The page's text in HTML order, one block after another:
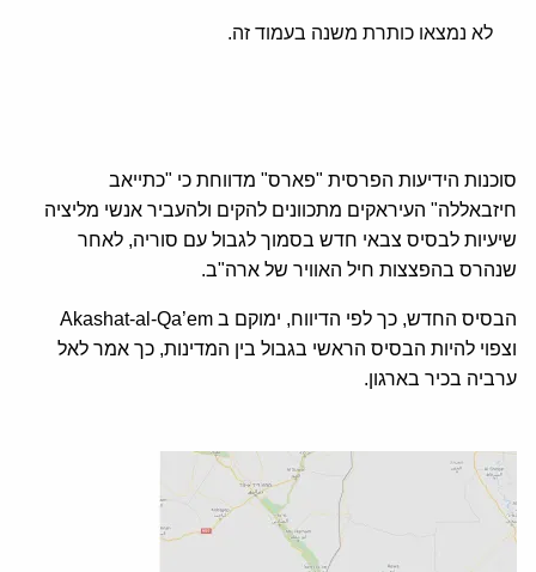
לא נמצאו כותרת משנה בעמוד זה.
סוכנות הידיעות הפרסית "פארס" מדווחת כי "כתייאב
חיזבאללה" העיראקים מתכוונים להקים ולהעביר אנשי מליציה
שיעיות לבסיס צבאי חדש בסמוך לגבול עם סוריה, לאחר
שנהרס בהפצצות חיל האוויר של ארה"ב.
הבסיס החדש, כך לפי הדיווח, ימוקם ב Akashat-al-Qa’em
וצפוי להיות הבסיס הראשי בגבול בין המדינות, כך אמר לאל
ערביה בכיר בארגון.